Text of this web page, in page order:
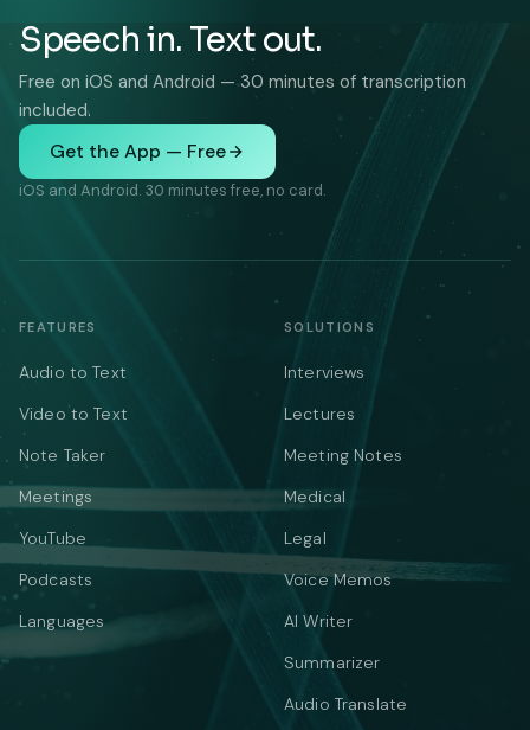
Speech in. Text out.
Free on iOS and Android — 30 minutes of transcription
included.
Get the App — Free
iOS and Android. 30 minutes free, no card.
FEATURES
Audio to Text
Video to Text
Note Taker
Meetings
YouTube
Podcasts
Languages
SOLUTIONS
Interviews
Lectures
Meeting Notes
Medical
Legal
Voice Memos
AI Writer
Summarizer
Audio Translate